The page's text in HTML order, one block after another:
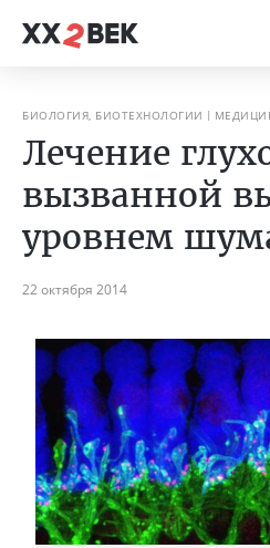
БИОЛОГИЯ, БИОТЕХНОЛОГИИ
Лечение
вызванной
уровнем
22 октября 2014